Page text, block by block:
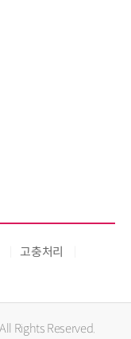
고충처리
Rights Reserved.